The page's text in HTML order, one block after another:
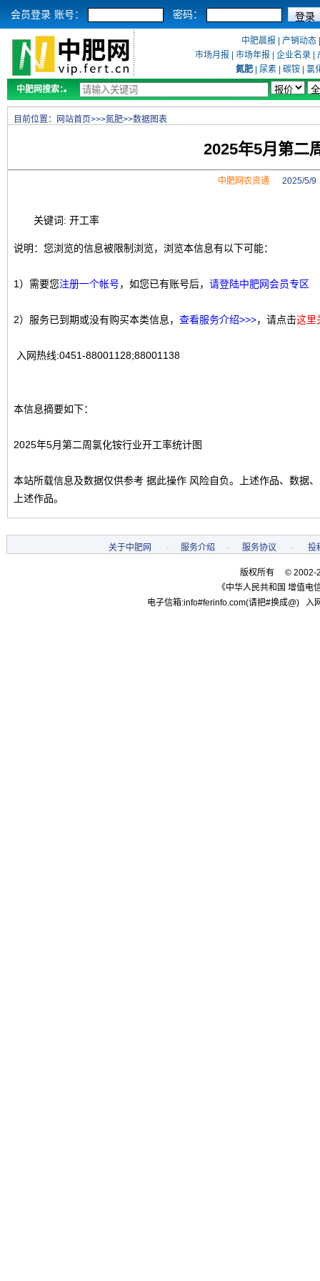
会员登录 账号： 密码：
中肥晨报 产销动态
市场月报
市场年报 企业名录
氮肥
尿素 碳铵
氯
中肥网搜索：
目前位置： 网站首页>>>氮肥>>数据图表
2025年5月第二
中肥网农资通2025/5/9
关键词: 开工率
说明：您浏览的信息被限制浏览，浏览本信息有以下可能：
1）需要您注册一个帐号，如您已有账号后， 请登陆中肥网会员专区
2）服务已到期或没有购买本类信息， 查看服务介绍>>>，请点击这里
入网热线:0451-88001128;88001138
本信息摘要如下：
2025年5月第二周氯化铵行业开工率统计图
本站所载信息及数据仅供参考 据此操作 风险自负。上述作品、数据
上述作品。
关于中肥网 - 服务介绍 - 服务协议 - 投
版权所有 © 2002-
《中华人民共和国 增值电
电子信箱:info#ferinfo.com(请把#换成@)